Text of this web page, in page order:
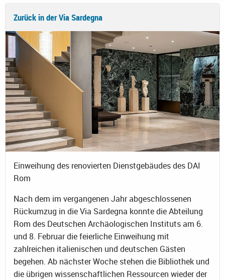
Zurück in der Via Sardegna
Einweihung des renovierten Dienstgebäudes des DAI
Rom
Nach dem im vergangenen Jahr abgeschlossenen
Rückumzug in die Via Sardegna konnte die Abteilung
Rom des Deutschen Archäologischen Instituts am 6.
und 8. Februar die feierliche Einweihung mit
zahlreichen italienischen und deutschen Gästen
begehen. Ab nächster Woche stehen die Bibliothek und
die übrigen wissenschaftlichen Ressourcen wieder der